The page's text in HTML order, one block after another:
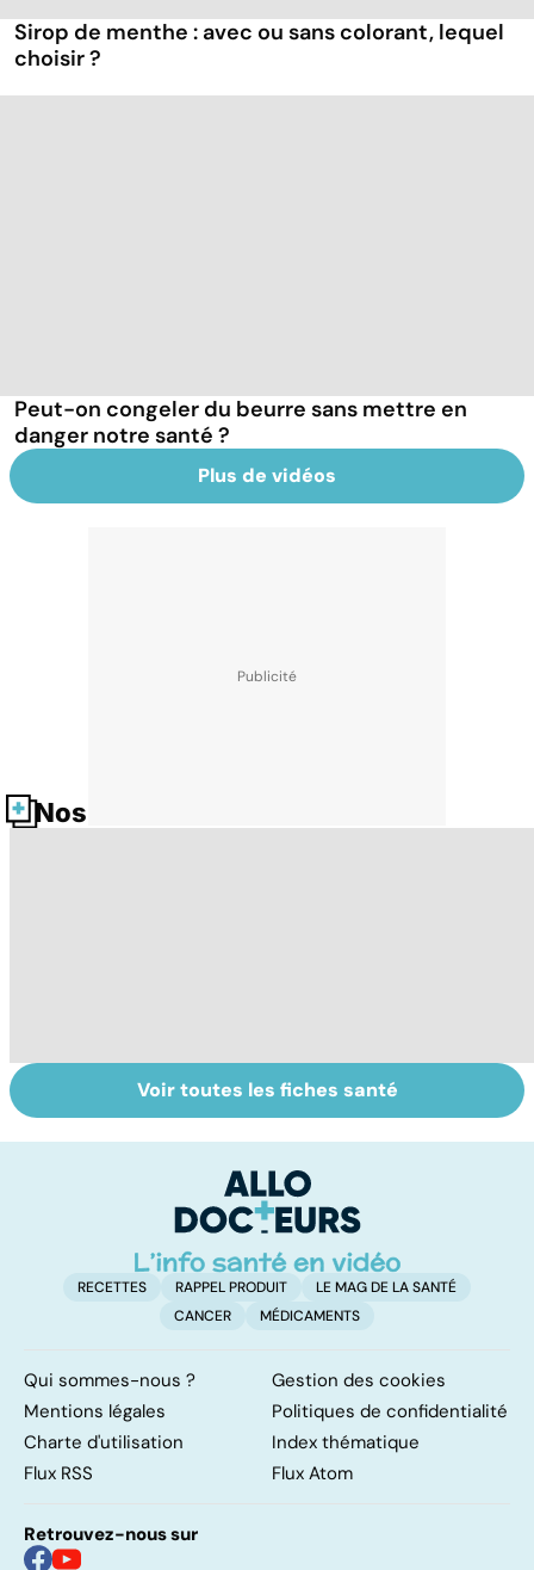
Sirop de menthe : avec ou sans colorant, lequel
choisir ?
Peut-on congeler du beurre sans mettre en
danger notre santé ?
Plus de vidéos
Nos fiches santé
Alimentation :
mangeons-nous
Qu'est-ce que
l'index
Voir toutes les fiches santé
RECETTES RAPPEL PRODUIT
LE MAG DE LA SANTÉ
CANCER
MÉDICAMENTS
Qui sommes-nous ?
Gestion des cookies
Mentions légales
Politiques de confidentialité
Charte d'utilisation
Index thématique
Flux RSS
Flux Atom
Retrouvez-nous sur